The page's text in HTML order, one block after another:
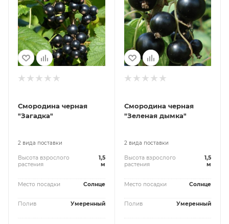
Смородина черная
"Загадка"
2 вида поставки
Высота взрослого
растения
1,5
м
Место посадки Солнце
Полив Умеренный
Смородина черная
"Зеленая дымка"
2 вида поставки
Высота взрослого
растения
1,5
м
Место посадки Солнце
Полив Умеренный